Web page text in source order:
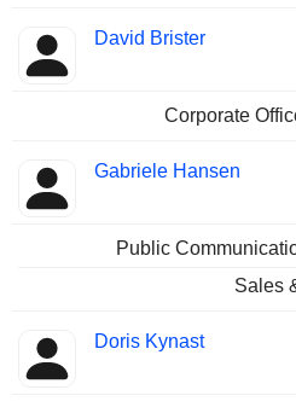
David Brister
Corporate
Gabriele Hansen
Public
Sales
Doris Kynast